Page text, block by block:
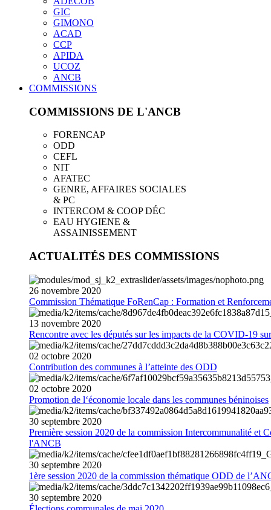
GIC
GIMONO
ACAD
CCP
APIDA
UCOZ
ANCB
COMMISSIONS
COMMISSIONS DE L'ANCB
FORENCAP
ODD
CEFL
NIT
AFATEC
GENRE, AFFAIRES SOCIALES
& PC
INTERCOM & COOP DÉC
EAU HYGIENE &
ASSAINISSEMENT
ACTUALITÉS DES COMMISSIONS
26 novembre 2020
Commission Thématique FoRenCap : Formation et
13 novembre 2020
Rencontre avec les députés sur les impacts de la COVID-19
02 octobre 2020
Contribution des communes à l’atteinte des ODD
02 octobre 2020
Promotion de l‘économie locale dans les communes béninoises
30 septembre 2020
Première session 2020 de la commission Intercommunalité et
l'ANCB
30 septembre 2020
1ère session 2020 de la commission thématique ODD de
30 septembre 2020